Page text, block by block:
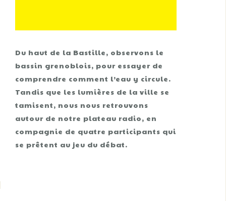
Du haut de la Bastille, observons le
bassin grenoblois, pour essayer de
comprendre comment l’eau y circule.
Tandis que les lumières de la ville se
tamisent, nous nous retrouvons
autour de notre plateau radio, en
compagnie de quatre participants qui
se prêtent au jeu du débat.